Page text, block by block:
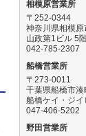
相模原営業所
〒252-0344
神奈川県相模
山政第1ビル 5
042-785-2307
船橋営業所
〒273-0011
千葉県船橋市
船橋ケイ・ジイ
047-406-5202
野田営業所